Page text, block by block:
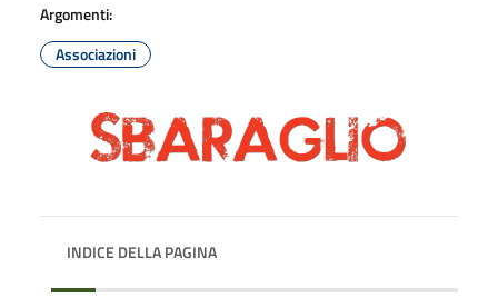
Argomenti:
Associazioni
INDICE DELLA PAGINA